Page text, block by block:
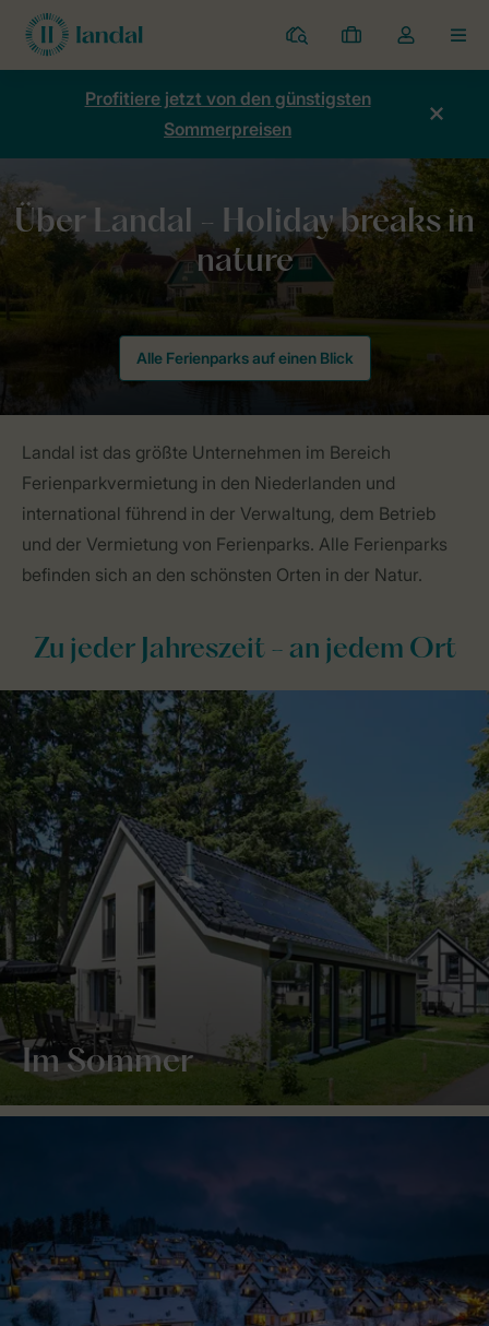
Ferienparks
Meine
Buchungen
Dropdown-
Menü
Kontos
Profitiere jetzt von den günstigsten
Sommerpreisen
Mein Urlaub im Grünen
Alle Ferienparks auf einen Blick
Landal ist das größte Unternehmen im Bereich
Ferienparkvermietung in den Niederlanden und
international führend in der Verwaltung, dem Betrieb
und der Vermietung von Ferienparks. Alle Ferienparks
befinden sich an den schönsten Orten in der Natur.
Zu jeder Jahreszeit - an jedem Ort
Im Sommer